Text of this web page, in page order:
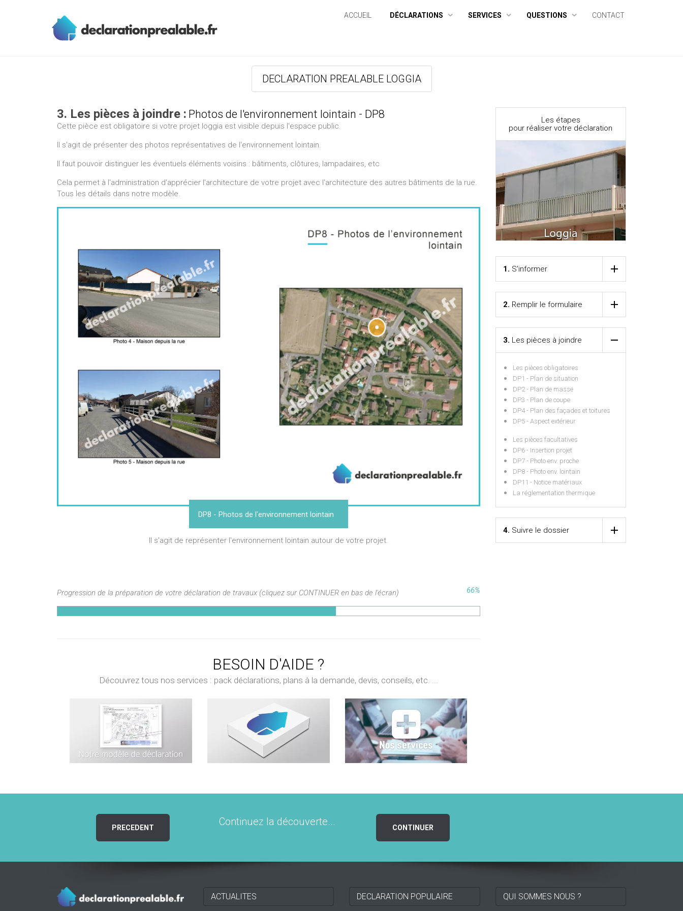
ACCUEIL DÉCLARATIONS SERVICES QUESTIONS CONTACT
DECLARATION PREALABLE LOGGIA
3. Les pièces à joindre : Photos de l'environnement lointain - DP8
Cette pièce est obligatoire si votre projet loggia est visible depuis l'espace public.
Il s'agit de présenter des photos représentatives de l'environnement lointain.
Il faut pouvoir distinguer les éventuels éléments voisins : bâtiments, clôtures, lampadaires, etc
Cela permet à l'administration d'apprécier l'architecture de votre projet avec l'architecture des autres bâtiments de la rue.
Tous les détails dans notre modèle.
DP8 - Photos de l'environnement lointain
Il s'agit de représenter l'environnement lointain autour de votre projet.
Progression de la préparation de votre déclaration de travaux (cliquez sur CONTINUER en bas de l'écran) 66%
BESOIN D'AIDE ?
Découvrez tous nos services : pack déclarations, plans à la demande, devis, conseils, etc. ...
Les étapes
pour réaliser votre déclaration
1. S'informer
2. Remplir le formulaire
3. Les pièces à joindre
Les pièces obligatoires
DP1 - Plan de situation
DP2 - Plan de masse
DP3 - Plan de coupe
DP4 - Plan des façades et toitures
DP5 - Aspect extérieur
Les pièces facultatives
DP6 - Insertion projet
DP7 - Photo env. proche
DP8 - Photo env. lointain
DP11 - Notice matériaux
La réglementation thermique
4. Suivre le dossier
PRECEDENT Continuez la découverte... CONTINUER
ACTUALITES DECLARATION POPULAIRE QUI SOMMES NOUS ?